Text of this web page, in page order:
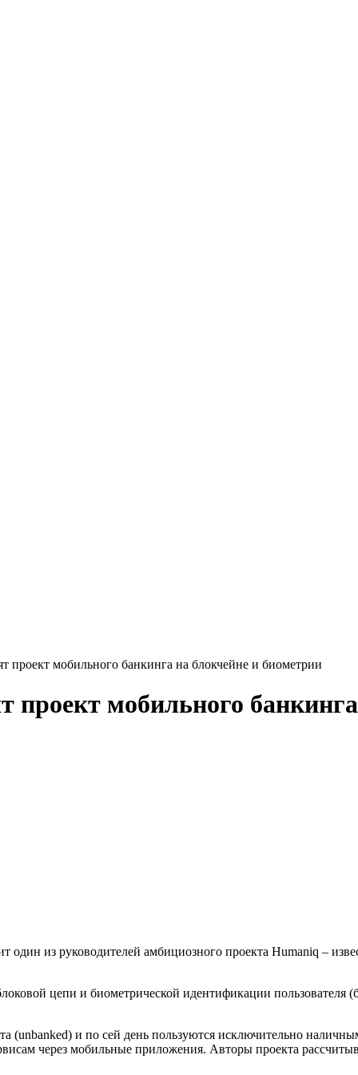
проект мобильного банкинга на блокчейне и биометрии
проект мобильного
один из руководителей амбициозного проекта Humaniq –
цепи и биометрической идентификации пользователя
(unbanked) и по сей день пользуются исключительно
через мобильные приложения. Авторы проекта